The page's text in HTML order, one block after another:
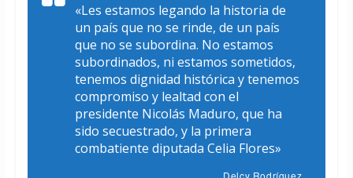
«Les estamos legando la historia de
un país que no se rinde, de un país
que no se subordina. No estamos
subordinados, ni estamos sometidos,
tenemos dignidad histórica y tenemos
compromiso y lealtad con el
presidente Nicolás Maduro, que ha
sido secuestrado, y la primera
combatiente diputada Celia Flores»
Delcy Rodríguez